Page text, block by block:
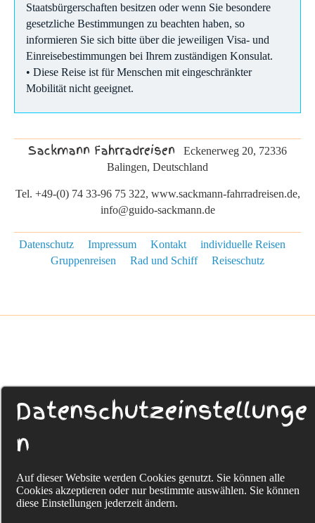
Staatsbürgerschaften besitzen oder wenn Sie besondere
gesetzliche Bestimmungen zu beachten haben, so
informieren Sie sich bitte über die jeweiligen Visa- und
Einreisebestimmungen bei Ihrem zuständigen Konsulat.
• Diese Reise ist für Menschen mit eingeschränkter
Mobilität nicht geeignet.
Sackmann Fahrradreisen Eckenerweg 20, 72336
Balingen, Deutschland
Tel. +49-(0) 74 33-96 75 322, www.sackmann-fahrradreisen.de,
info@guido-sackmann.de
Datenschutz Impressum Kontakt
individuelle Reisen
Gruppenreisen
Rad und Schiff Reiseschutz
Datenschutzeinstellunge
n
Auf dieser Website werden Cookies genutzt. Sie können alle
Cookies akzeptieren oder nur bestimmte auswählen. Sie können
diese Einstellungen jederzeit ändern.